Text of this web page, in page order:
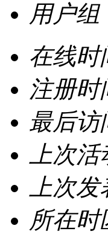
用户组
在线时
注册时
最后访
上次
上次
所在时